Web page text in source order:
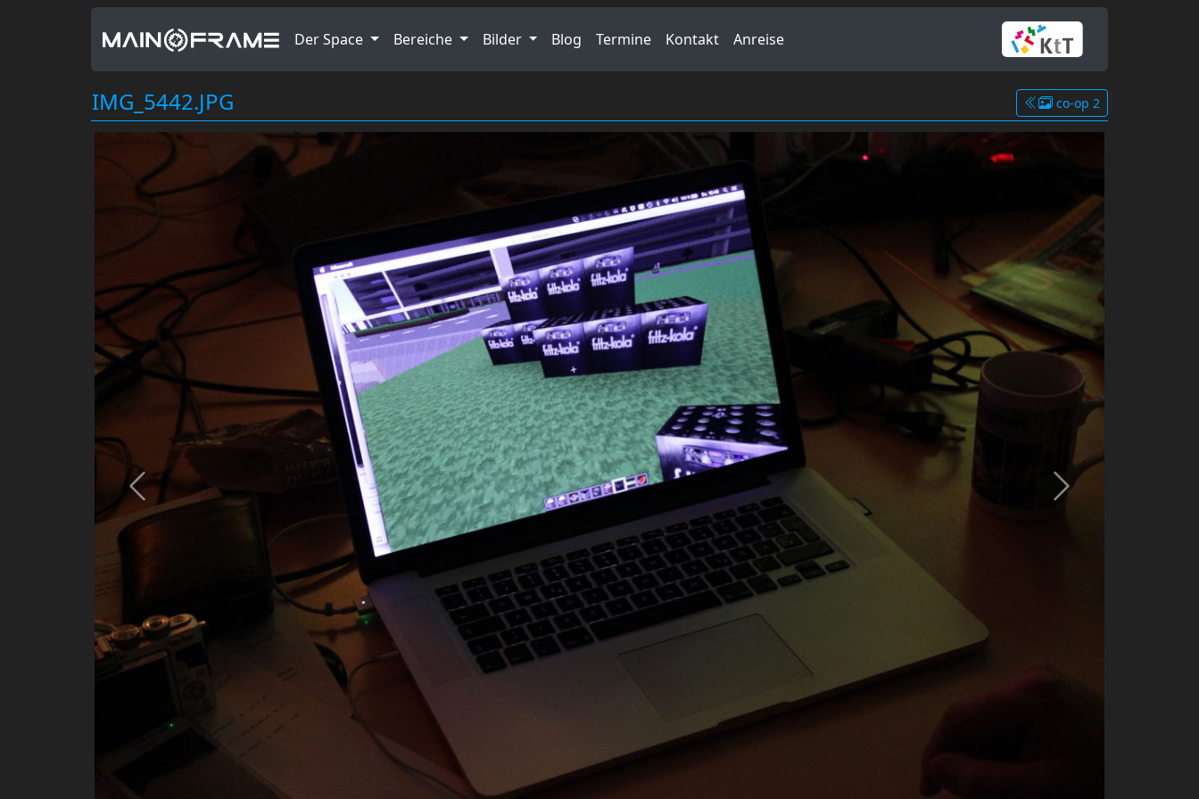
Der Space Bereiche Bilder Blog Termine Kontakt Anreise
IMG_5442.JPG co-op 2